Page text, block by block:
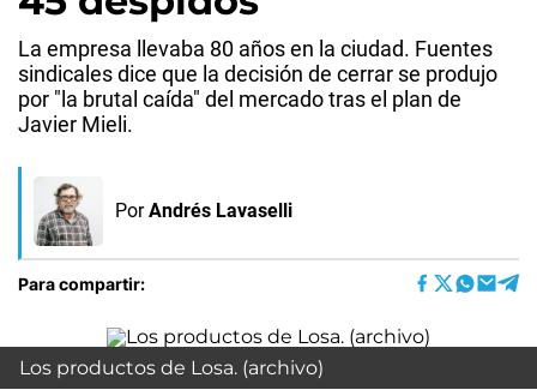
La empresa llevaba 80 años en la ciudad. Fuentes
sindicales dice que la decisión de cerrar se produjo
por "la brutal caída" del mercado tras el plan de
Javier Mieli.
Por Andrés Lavaselli
Para compartir:
Los productos de Losa. (archivo)